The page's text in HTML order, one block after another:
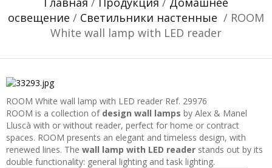
освещение / Светильники настенные / ROOM
White wall lamp with LED reader
ROOM White wall lamp with LED reader Ref. 29976
ROOM is a collection of design wall lamps by Alex & Manel
Lluscà with or without reader, perfect for home or contract
spaces. ROOM presents an elegant and timeless design, with
renewed lines. The wall lamp with LED reader stands out by its
double functionality: general lighting and task lighting.